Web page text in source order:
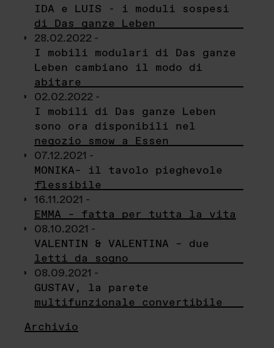
IDA e LUIS - i moduli sospesi
di Das ganze Leben
28.02.2022 -
I mobili modulari di Das ganze
Leben cambiano il modo di
abitare
02.02.2022 -
I mobili di Das ganze Leben
sono ora disponibili nel
negozio smow a Essen
07.12.2021 -
MONIKA– il tavolo pieghevole
flessibile
16.11.2021 -
EMMA – fatta per tutta la vita
08.10.2021 -
VALENTIN & VALENTINA – due
letti da sogno
08.09.2021 -
GUSTAV, la parete
multifunzionale convertibile
Archivio